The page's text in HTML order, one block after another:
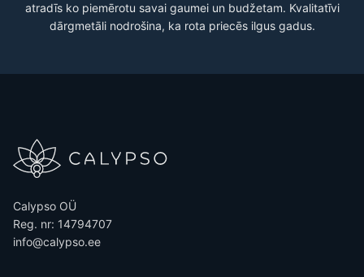
atradīs ko piemērotu savai gaumei un budžetam. Kvalitatīvi
dārgmetāli nodrošina, ka rota priecēs ilgus gadus.
Calypso OÜ
Reg. nr: 14794707
info@calypso.ee